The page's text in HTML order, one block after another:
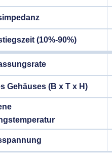
(10%-90%)
Gehäuses (B x T x H)